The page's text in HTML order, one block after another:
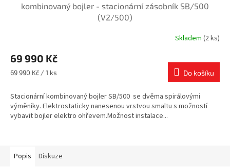
kombinovaný bojler - stacionární zásobník SB/500
(V2/500)
Skladem (2 ks)
69 990 Kč
Měrná
69 990 Kč / 1 ks Do košíku
Stacionární kombinovaný bojler SB/500 se dvěma spirálovými
výměníky. Elektrostaticky nanesenou vrstvou smaltu s možností
vybavit bojler elektro ohřevem.Možnost instalace...
Popis Diskuze